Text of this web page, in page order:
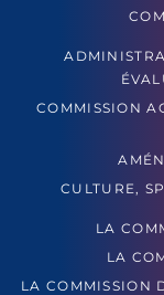
COMMISSION
CULTURE,
LA
LA
LA COMMISSION